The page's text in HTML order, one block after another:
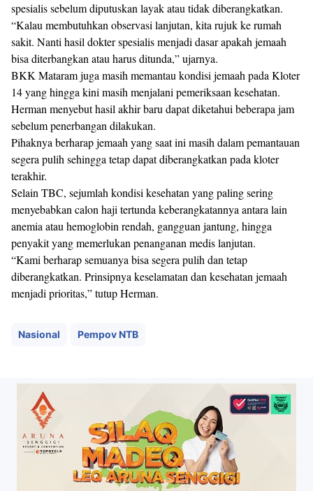
spesialis sebelum diputuskan layak atau tidak diberangkatkan.
“Kalau membutuhkan observasi lanjutan, kita rujuk ke rumah
sakit. Nanti hasil dokter spesialis menjadi dasar apakah jemaah
bisa diterbangkan atau harus ditunda,” ujarnya.
BKK Mataram juga masih memantau kondisi jemaah pada Kloter
14 yang hingga kini masih menjalani pemeriksaan kesehatan.
Herman menyebut hasil akhir baru dapat diketahui beberapa jam
sebelum penerbangan dilakukan.
Pihaknya berharap jemaah yang saat ini masih dalam pemantauan
segera pulih sehingga tetap dapat diberangkatkan pada kloter
terakhir.
Selain TBC, sejumlah kondisi kesehatan yang paling sering
menyebabkan calon haji tertunda keberangkatannya antara lain
anemia atau hemoglobin rendah, gangguan jantung, hingga
penyakit yang memerlukan penanganan medis lanjutan.
“Kami berharap semuanya bisa segera pulih dan tetap
diberangkatkan. Prinsipnya keselamatan dan kesehatan jemaah
menjadi prioritas,” tutup Herman.
Nasional Pempov NTB